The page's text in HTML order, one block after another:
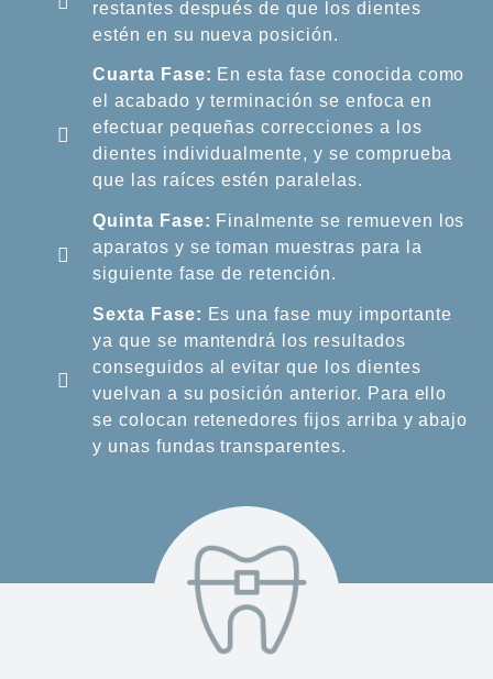
restantes después de que los dientes
estén en su nueva posición.
Cuarta Fase: En esta fase conocida como
el acabado y terminación se enfoca en
efectuar pequeñas correcciones a los
dientes individualmente, y se comprueba
que las raíces estén paralelas.
Quinta Fase: Finalmente se remueven los
aparatos y se toman muestras para la
siguiente fase de retención.
Sexta Fase: Es una fase muy importante
ya que se mantendrá los resultados
conseguidos al evitar que los dientes
vuelvan a su posición anterior. Para ello
se colocan retenedores fijos arriba y abajo
y unas fundas transparentes.